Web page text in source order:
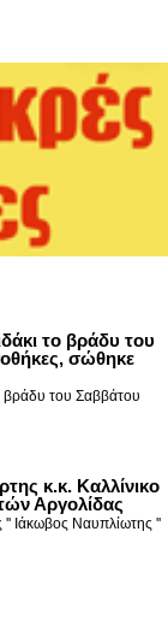
το βράδυ του
σώθηκε
του Σαββάτου
κ.κ. Καλλίνικο
Αργολίδας
'' Ιάκωβος Ναυπλίωτης ''